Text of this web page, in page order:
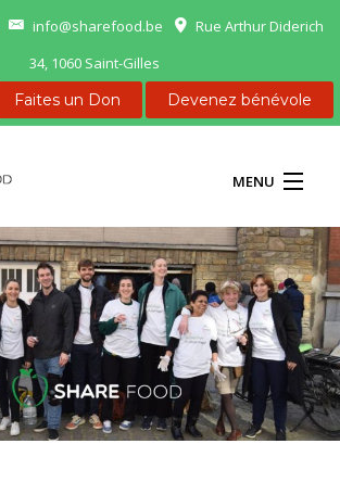
info@sharefood.be
Rue Arthur Diderich
34, 1060 Saint-Gilles
Faites un Don
Devenez bénévole
MENU